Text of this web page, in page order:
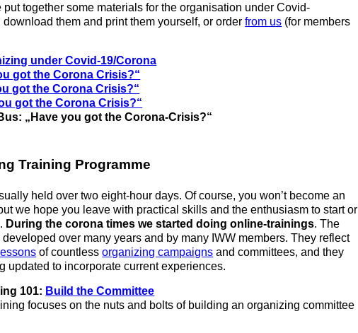
put together some materials for the organisation under Covid-
download them and print them yourself, or orderfrom us (for members
under Covid-19/Corona
got the Corona Crisis?“
got the Corona Crisis?“
got the Corona Crisis?“
„Have you got the Corona-Crisis?“
Training Programme
held over two eight-hour days. Of course, you won’t become an
we hope you leave with practical skills and the enthusiasm to start or
During the corona times we started doing online-trainings. The
over many years and by many IWW members. They reflect
of countlessorganizing campaigns and committees, and they
updated to incorporate current experiences.
101: Build the Committee
focuses on the nuts and bolts of building an organizing committee